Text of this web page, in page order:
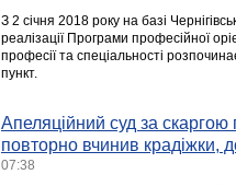
З 2 січня 2018 року на базі
реалізації Програми професійної
професії та спеціальності
пункт.
Апеляційний суд за
повторно вчинив крадіжки,
07:38